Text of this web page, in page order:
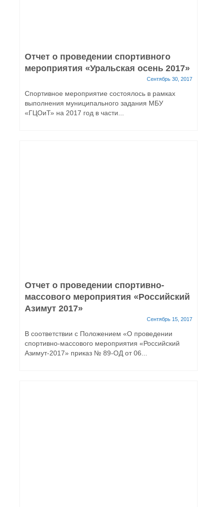
Отчет о проведении спортивного
мероприятия «Уральская осень 2017»
Сентябрь 30, 2017
Спортивное мероприятие состоялось в рамках
выполнения муниципального задания МБУ
«ГЦОиТ» на 2017 год в части...
Отчет о проведении спортивно-
массового мероприятия «Российский
Азимут 2017»
Сентябрь 15, 2017
В соответствии с Положением «О проведении
спортивно-массового мероприятия «Российский
Азимут-2017» приказ № 89-ОД от 06...